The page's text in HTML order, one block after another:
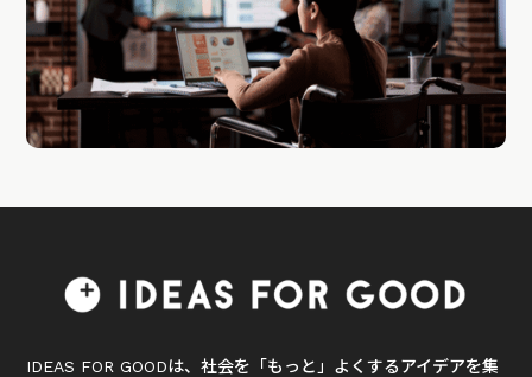
IDEAS FOR GOODは、社会を「もっと」よくするアイデアを集